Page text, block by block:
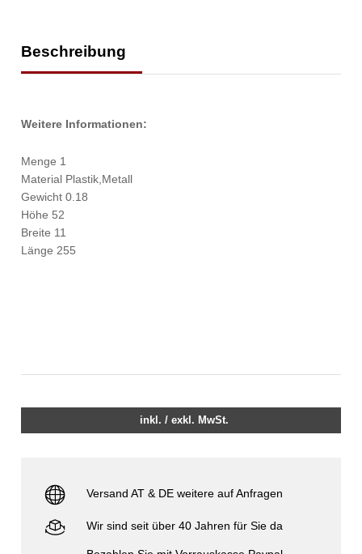
Beschreibung
Weitere Informationen:
Menge 1
Material Plastik,Metall
Gewicht 0.18
Höhe 52
Breite 11
Länge 255
inkl. / exkl. MwSt.
Versand AT & DE weitere auf Anfragen
Wir sind seit über 40 Jahren für Sie da